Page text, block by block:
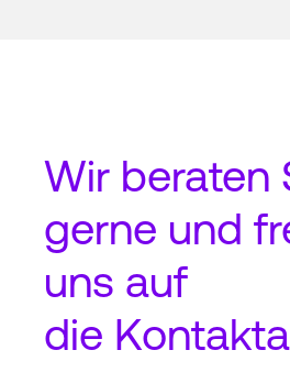
Wir beraten
gerne und
uns auf
die